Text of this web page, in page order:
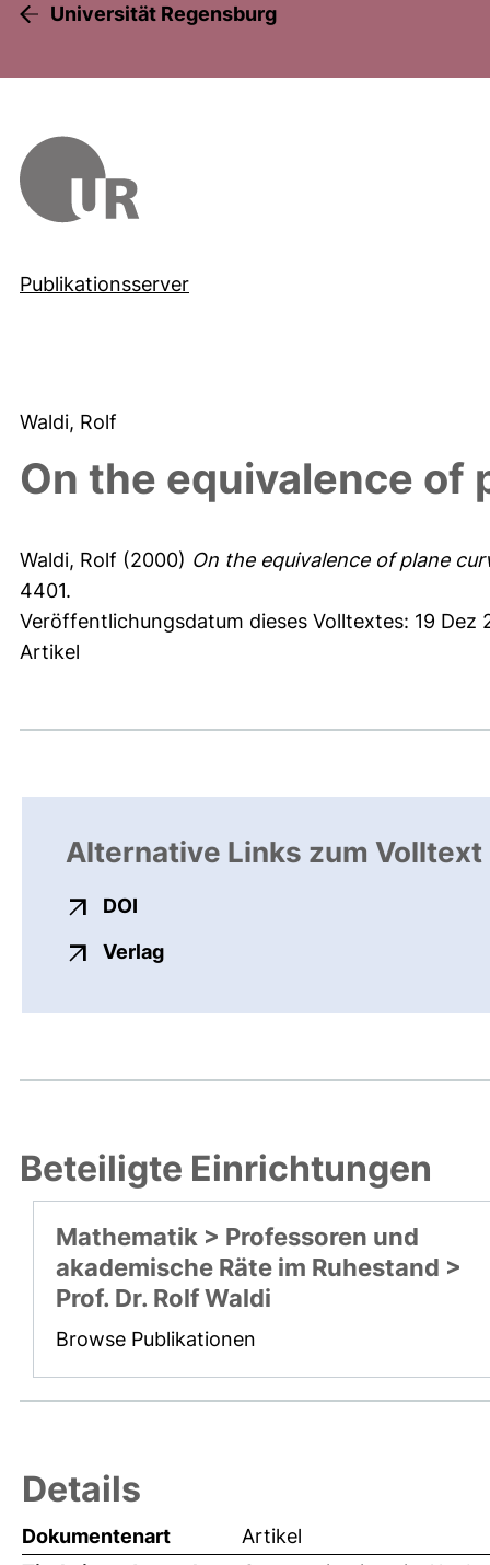
Universität Regensburg
Publikationsserver
Waldi, Rolf
On the equivalence of
Waldi, Rolf (2000) On the equivalence of plane
4401.
Veröffentlichungsdatum dieses Volltextes: 19 Dez
Artikel
Alternative Links zum Volltext
DOI
Verlagexterner Link, öffnet neues
Beteiligte Einrichtungen
Mathematik > Professoren und
akademische Räte im Ruhestand >
Prof. Dr. Rolf Waldi
Browse Publikationen
Details
Dokumentenart
Artikel